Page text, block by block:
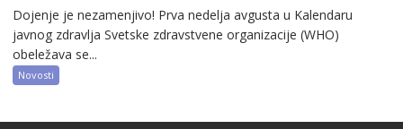
Dojenje je nezamenjivo! Prva nedelja avgusta u Kalendaru
javnog zdravlja Svetske zdravstvene organizacije (WHO)
obeležava se...
Novosti